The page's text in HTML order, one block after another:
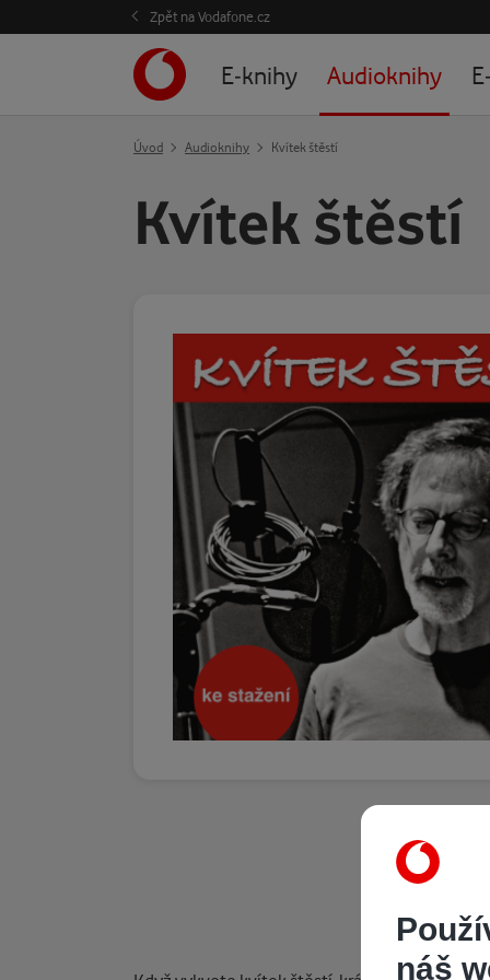
Zpět na Vodafone.cz
E-knihy Audioknihy
Úvod Audioknihy Kvítek štěstí
Kvítek štěstí
náš